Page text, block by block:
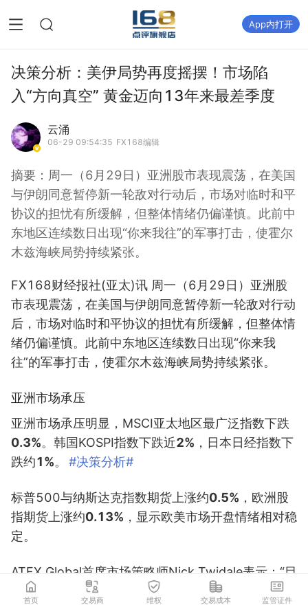
App内打开
决策分析：美伊局势再度摇摆！市场陷
入“方向真空” 黄金迈向13年来最差季度
云涌
06-29 09:54:35 FX168编辑
摘要： 周一（6月29日）亚洲股市表现震荡，在美国
与伊朗同意暂停新一轮敌对行动后，市场对临时和平
协议的担忧有所缓解，但整体情绪仍偏谨慎。此前中
东地区连续数日出现“你来我往”的军事打击，使霍尔
木兹海峡局势持续紧张。
FX168财经报社(亚太)讯 周一（6月29日）亚洲股
市表现震荡，在美国与伊朗同意暂停新一轮敌对行动
后，市场对临时和平协议的担忧有所缓解，但整体情
绪仍偏谨慎。此前中东地区连续数日出现“你来我
往”的军事打击，使霍尔木兹海峡局势持续紧张。
亚洲市场承压
亚洲市场承压明显，MSCI亚太地区最广泛指数下跌
0.3%。韩国KOSPI指数下跌近2% ，日本日经指数下
跌约1%。 #决策分析#
标普500与纳斯达克指数期货上涨约0.5% ，欧洲股
指期货上涨约0.13% ，显示欧美市场开盘情绪相对稳
定。
ATFX Global首席市场策略师Nick Twidale表示：“目
前市场缺乏明确方向。我们可能会在中东方面获得一
首页 交易商 维权 交易成本 监管证件